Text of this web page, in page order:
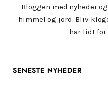
Bloggen med nyheder
himmel og jord. Bliv
har lidt for
SENESTE NYHEDER